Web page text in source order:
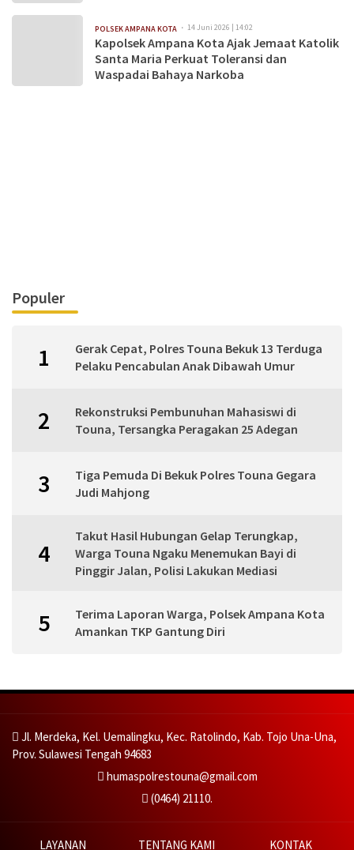
POLSEK AMPANA KOTA 14 Juni 2026 | 14:02
Kapolsek Ampana Kota Ajak Jemaat Katolik
Santa Maria Perkuat Toleransi dan
Waspadai Bahaya Narkoba
Populer
1
Gerak Cepat, Polres Touna Bekuk 13 Terduga
Pelaku Pencabulan Anak Dibawah Umur
2
Rekonstruksi Pembunuhan Mahasiswi di
Touna, Tersangka Peragakan 25 Adegan
3
Tiga Pemuda Di Bekuk Polres Touna Gegara
Judi Mahjong
4
Takut Hasil Hubungan Gelap Terungkap,
Warga Touna Ngaku Menemukan Bayi di
Pinggir Jalan, Polisi Lakukan Mediasi
5
Terima Laporan Warga, Polsek Ampana Kota
Amankan TKP Gantung Diri
Jl. Merdeka, Kel. Uemalingku, Kec. Ratolindo, Kab. Tojo Una-Una,
Prov. Sulawesi Tengah 94683
humaspolrestouna@gmail.com
(0464) 21110.
LAYANAN TENTANG KAMI KONTAK